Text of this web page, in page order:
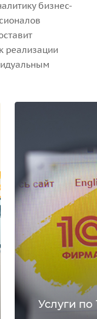
бизнес-
реализации
Услуги по